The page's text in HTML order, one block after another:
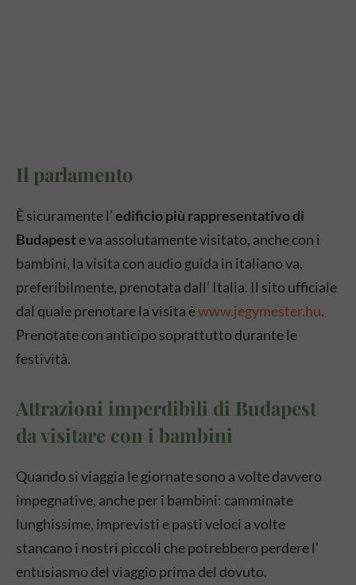
Il parlamento
È sicuramente l’edificio più rappresentativo di
Budapeste va assolutamente visitato, anche con i
bambini, la visita con audio guida in italiano va,
preferibilmente, prenotata dall’ Italia. Il sito ufficiale
dal quale prenotare la visita èwww.jegymester.hu.
Prenotate con anticipo soprattutto durante le
festività.
Attrazioni imperdibili di Budapest
da visitare con i bambini
Quando si viaggia le giornate sono a volte davvero
impegnative, anche per i bambini: camminate
lunghissime, imprevisti e pasti veloci a volte
stancano i nostri piccoli che potrebbero perdere l’
entusiasmo del viaggio prima del dovuto.